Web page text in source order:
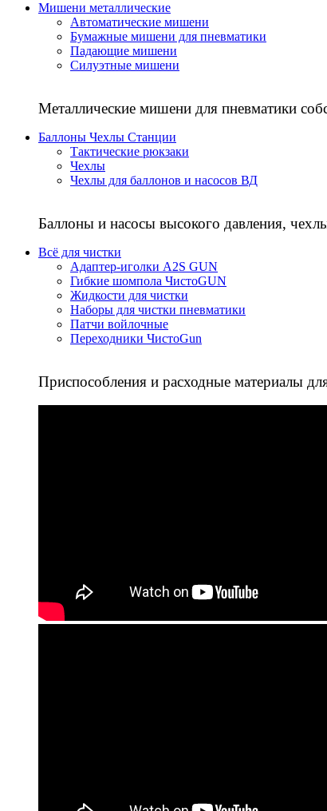
Мишени металлические
Автоматические мишени
Бумажные мишени для пневматики
Падающие мишени
Силуэтные мишени
Металлические мишени для пневматики
Баллоны Чехлы Станции
Тактические рюкзаки
Чехлы
Чехлы для баллонов и насосов ВД
Баллоны и насосы высокого давления,
Всё для чистки
Адаптер-иголки A2S GUN
Гибкие шомпола ЧистоGUN
Жидкости для чистки
Наборы для чистки пневматики
Патчи войлочные
Переходники ЧистоGun
Приспособления и расходные материалы